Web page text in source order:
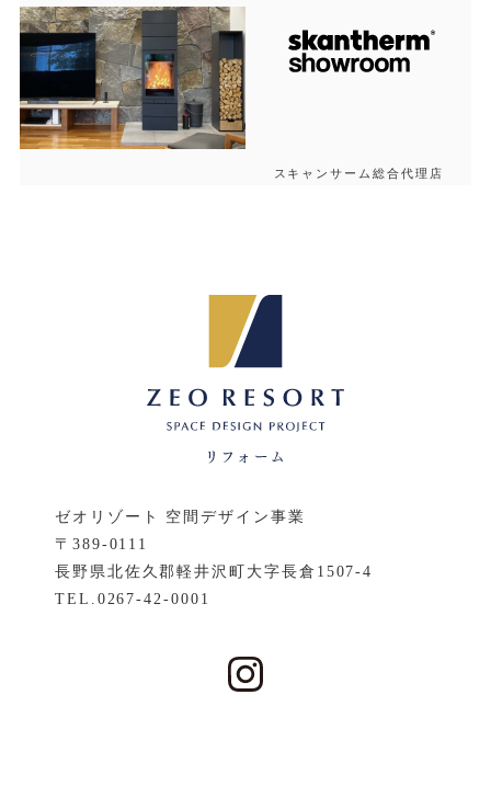
スキャンサーム総合代理店
ゼオリゾート 空間デザイン事業
〒389-0111
長野県北佐久郡軽井沢町大字長倉1507-4
TEL. 0267-42-0001